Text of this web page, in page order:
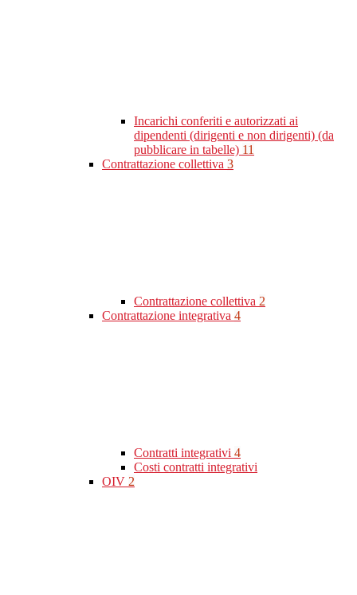
Incarichi conferiti e autorizzati ai
dipendenti (dirigenti e non dirigenti) (da
pubblicare in tabelle) 11
Contrattazione collettiva 3
Contrattazione collettiva 2
Contrattazione integrativa 4
Contratti integrativi 4
Costi contratti integrativi
OIV 2